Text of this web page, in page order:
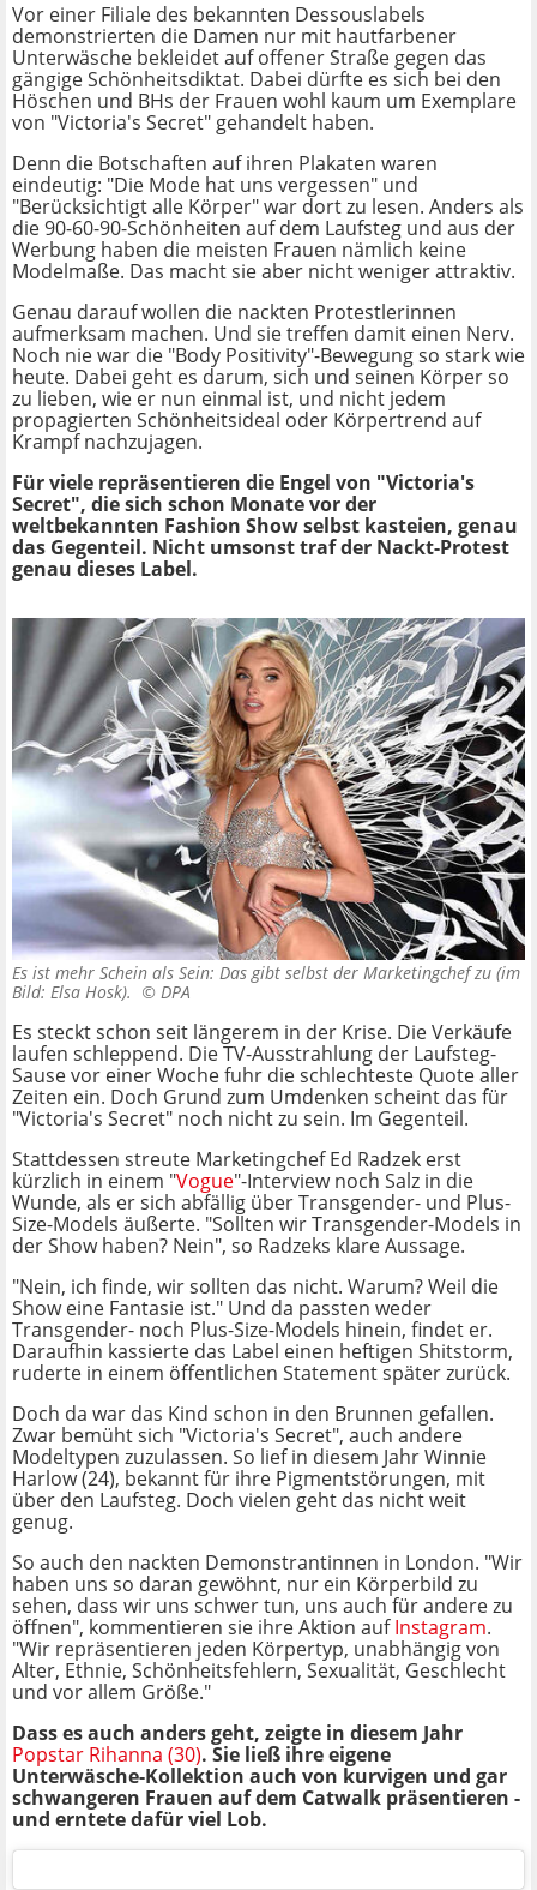
Vor einer Filiale des bekannten Dessouslabels
demonstrierten die Damen nur mit hautfarbener
Unterwäsche bekleidet auf offener Straße gegen das
gängige Schönheitsdiktat. Dabei dürfte es sich bei den
Höschen und BHs der Frauen wohl kaum um Exemplare
von "Victoria's Secret" gehandelt haben.
Denn die Botschaften auf ihren Plakaten waren
eindeutig: "Die Mode hat uns vergessen" und
"Berücksichtigt alle Körper" war dort zu lesen. Anders als
die 90-60-90-Schönheiten auf dem Laufsteg und aus der
Werbung haben die meisten Frauen nämlich keine
Modelmaße. Das macht sie aber nicht weniger attraktiv.
Genau darauf wollen die nackten Protestlerinnen
aufmerksam machen. Und sie treffen damit einen Nerv.
Noch nie war die "Body Positivity"-Bewegung so stark wie
heute. Dabei geht es darum, sich und seinen Körper so
zu lieben, wie er nun einmal ist, und nicht jedem
propagierten Schönheitsideal oder Körpertrend auf
Krampf nachzujagen.
Für viele repräsentieren die Engel von "Victoria's
Secret", die sich schon Monate vor der
weltbekannten Fashion Show selbst kasteien, genau
das Gegenteil. Nicht umsonst traf der Nackt-Protest
genau dieses Label.
Es ist mehr Schein als Sein: Das gibt selbst der Marketingchef zu (im
Bild: Elsa Hosk). © DPA
Es steckt schon seit längerem in der Krise. Die Verkäufe
laufen schleppend. Die TV-Ausstrahlung der Laufsteg-
Sause vor einer Woche fuhr die schlechteste Quote aller
Zeiten ein. Doch Grund zum Umdenken scheint das für
"Victoria's Secret" noch nicht zu sein. Im Gegenteil.
Stattdessen streute Marketingchef Ed Radzek erst
kürzlich in einem "Vogue"-Interview noch Salz in die
Wunde, als er sich abfällig über Transgender- und Plus-
Size-Models äußerte. "Sollten wir Transgender-Models in
der Show haben? Nein", so Radzeks klare Aussage.
"Nein, ich finde, wir sollten das nicht. Warum? Weil die
Show eine Fantasie ist." Und da passten weder
Transgender- noch Plus-Size-Models hinein, findet er.
Daraufhin kassierte das Label einen heftigen Shitstorm,
ruderte in einem öffentlichen Statement später zurück.
Doch da war das Kind schon in den Brunnen gefallen.
Zwar bemüht sich "Victoria's Secret", auch andere
Modeltypen zuzulassen. So lief in diesem Jahr Winnie
Harlow (24), bekannt für ihre Pigmentstörungen, mit
über den Laufsteg. Doch vielen geht das nicht weit
genug.
So auch den nackten Demonstrantinnen in London. "Wir
haben uns so daran gewöhnt, nur ein Körperbild zu
sehen, dass wir uns schwer tun, uns auch für andere zu
öffnen", kommentieren sie ihre Aktion aufInstagram.
"Wir repräsentieren jeden Körpertyp, unabhängig von
Alter, Ethnie, Schönheitsfehlern, Sexualität, Geschlecht
und vor allem Größe."
Dass es auch anders geht, zeigte in diesem Jahr
Popstar Rihanna (30). Sie ließ ihre eigene
Unterwäsche-Kollektion auch von kurvigen und gar
schwangeren Frauen auf dem Catwalk präsentieren -
und erntete dafür viel Lob.